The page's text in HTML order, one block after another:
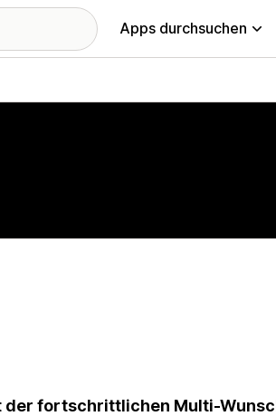
Apps durchsuchen
der fortschrittlichen Multi-